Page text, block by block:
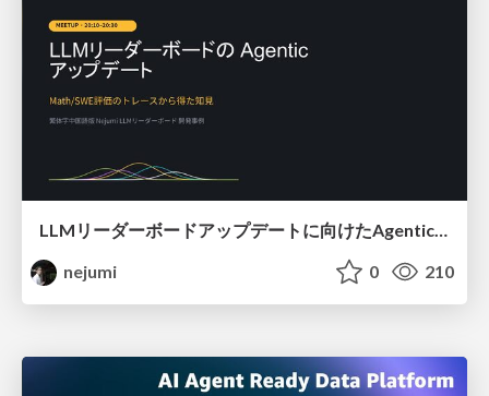
LLMリーダーボードアップデートに向けたAgentic Math_SWEのトレースについて
nejumi
0 210